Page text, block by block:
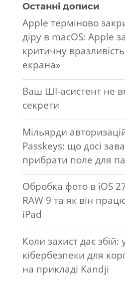
Останні дописи
Apple терміново
діру в macOS: Apple
критичну
екрана»
Ваш ШІ-асистент не
секрети
Мільярди
Passkeys: що досі
прибрати поле для
Обробка фото в iOS
RAW 9 та як він
iPad
Коли захист дає збій:
кібербезпеки для
на прикладі Kandji